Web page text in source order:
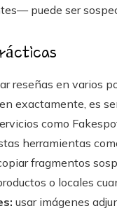
puede ser
reseñas en varios
exactamente, es
como
herramientas
fragmentos
o locales
usar imágenes